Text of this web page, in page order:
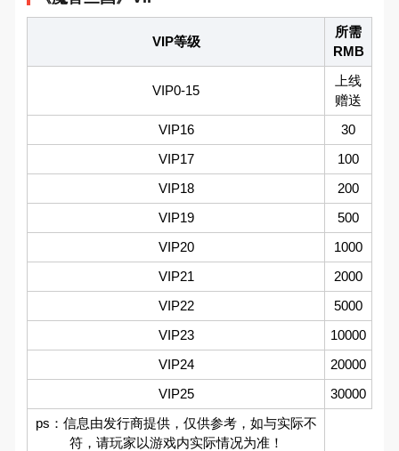
VIP等级
所需
RMB
VIP0-15
上线
赠送
VIP16
30
VIP17
100
VIP18
200
VIP19
500
VIP20
1000
VIP21
2000
VIP22
5000
VIP23
10000
VIP24
20000
VIP25
30000
ps：信息由发行商提供，仅供参考，如与实际不
符，请玩家以游戏内实际情况为准！